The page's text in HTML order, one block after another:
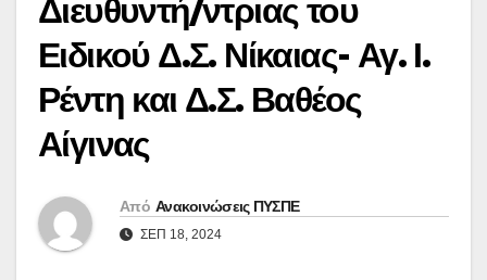
Διευθυντή/ντριας του
Ειδικού Δ.Σ. Νίκαιας- Αγ. Ι.
Ρέντη και Δ.Σ. Βαθέος
Αίγινας
Από Ανακοινώσεις ΠΥΣΠΕ
ΣΕΠ 18, 2024